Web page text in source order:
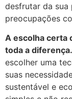
desfrutar da sua
preocupações
A escolha certa
toda a diferença.
escolher uma
suas
sustentável e